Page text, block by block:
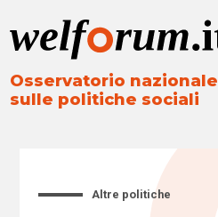
Osservatorio nazionale
sulle politiche sociali
Altre politiche